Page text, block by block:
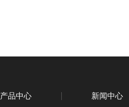
产品中心 新闻中心